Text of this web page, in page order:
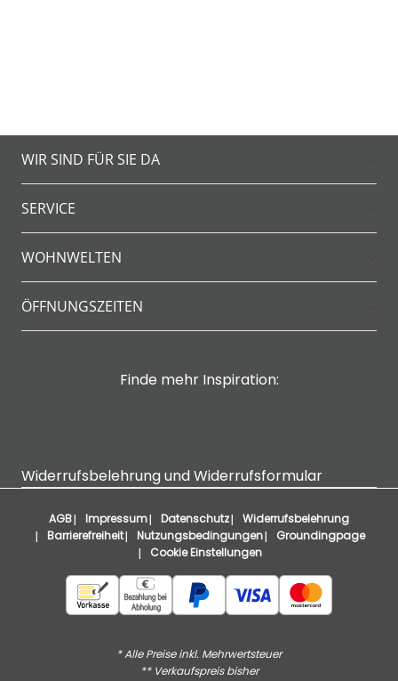
WIR SIND FÜR SIE DA
SERVICE
WOHNWELTEN
ÖFFNUNGSZEITEN
Finde mehr Inspiration:
Widerrufsbelehrung und Widerrufsformular
AGB Impressum Datenschutz
Widerrufsbelehrung
Barrierefreiheit
Nutzungsbedingungen
Groundingpage
Cookie Einstellungen
* Alle Preise inkl. Mehrwertsteuer
** Verkaufspreis bisher